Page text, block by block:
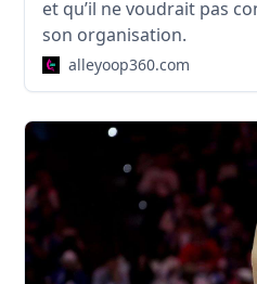
et qu’il ne voudrait pas
son organisation.
alleyoop360.com